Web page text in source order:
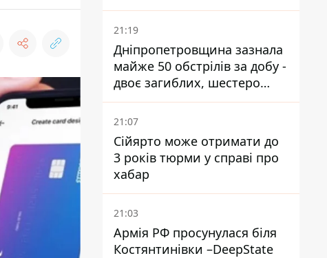
21:19
Дніпропетровщина зазнала
майже 50 обстрілів за добу -
двоє загиблих, шестеро
постраждалих
21:07
Сійярто може отримати до
3 років тюрми у справі про
хабар
21:03
Армія РФ просунулася біля
Костянтинівки –DeepState